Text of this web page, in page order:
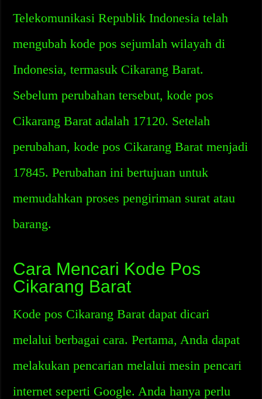
Telekomunikasi Republik Indonesia telah
mengubah kode pos sejumlah wilayah di
Indonesia, termasuk Cikarang Barat.
Sebelum perubahan tersebut, kode pos
Cikarang Barat adalah 17120. Setelah
perubahan, kode pos Cikarang Barat menjadi
17845. Perubahan ini bertujuan untuk
memudahkan proses pengiriman surat atau
barang.
Cara Mencari Kode Pos
Cikarang Barat
Kode pos Cikarang Barat dapat dicari
melalui berbagai cara. Pertama, Anda dapat
melakukan pencarian melalui mesin pencari
internet seperti Google. Anda hanya perlu